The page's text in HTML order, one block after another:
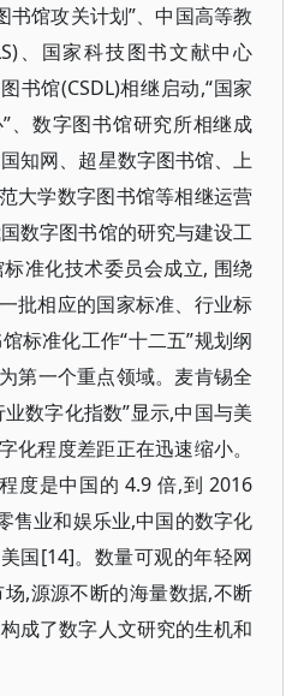
书馆攻关计划”、中国高等教
、国家科技图书文献中心
书馆(CSDL)相继启动,“国家
、数字图书馆研究所相继成
知网、超星数字图书馆、上
大学数字图书馆等相继运营
数字图书馆的研究与建设工
准化技术委员会成立, 围绕
批相应的国家标准、行业标
标准化工作“十二五”规划纲
第一个重点领域。麦肯锡全
数字化指数”显示,中国与美
化程度差距正在迅速缩小。
度是中国的 4.9 倍,到 2016
售业和娱乐业,中国的数字化
国[14]。数量可观的年轻网
,源源不断的海量数据,不断
成了数字人文研究的生机和